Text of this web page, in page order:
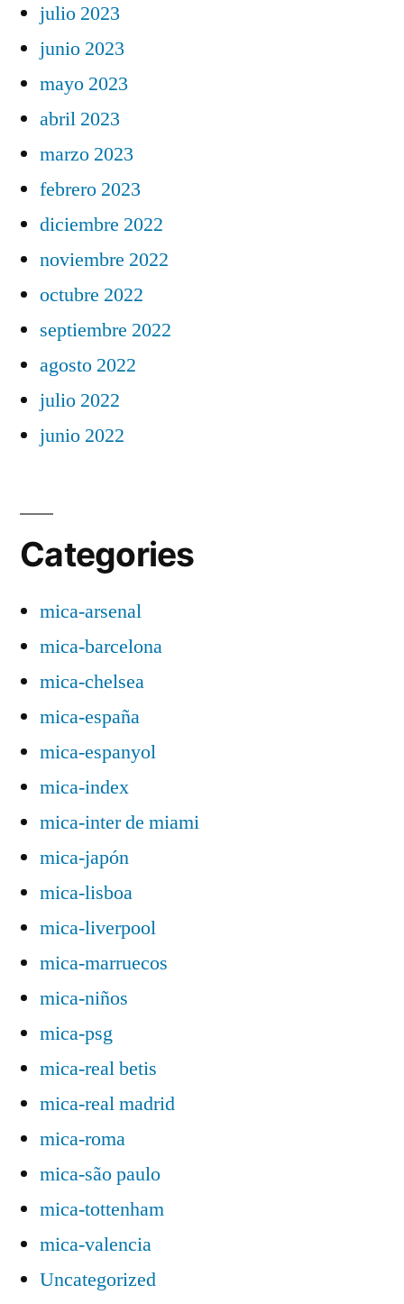
julio 2023
junio 2023
mayo 2023
abril 2023
marzo 2023
febrero 2023
diciembre 2022
noviembre 2022
octubre 2022
septiembre 2022
agosto 2022
julio 2022
junio 2022
Categories
mica-arsenal
mica-barcelona
mica-chelsea
mica-españa
mica-espanyol
mica-index
mica-inter de miami
mica-japón
mica-lisboa
mica-liverpool
mica-marruecos
mica-niños
mica-psg
mica-real betis
mica-real madrid
mica-roma
mica-são paulo
mica-tottenham
mica-valencia
Uncategorized